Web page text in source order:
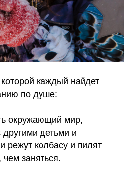
каждый найдет
по душе:
окружающий мир,
другими детьми и
режут колбасу и пилят
заняться.